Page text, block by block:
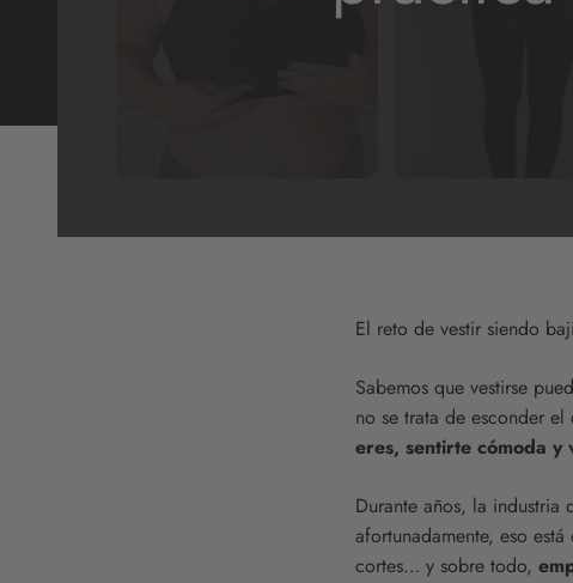
El reto de vestir siendo
Sabemos que vestirse
no se trata de esconder
eres, sentirte cómoda y
Durante años, la
afortunadamente, eso
cortes… y sobre todo,